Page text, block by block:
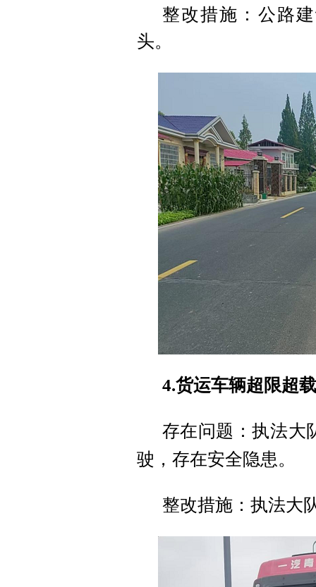
整改措施：公路
头。
4.货运车辆超限超
存在问题：执法大
驶，存在安全隐患。
整改措施：执法大